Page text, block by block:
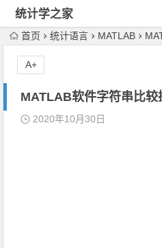
统计学之家
首页 统计语言 MATLAB
MATLAB软件字符串比较
2020年10月30日
A+